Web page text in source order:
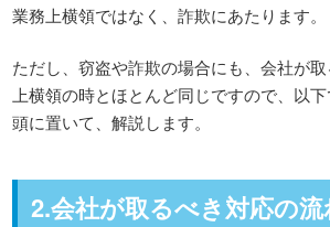
業務上横領ではなく、詐欺にあたります。
ただし、窃盗や詐欺の場合にも、会社が
上横領の時とほとんど同じですので、以
頭に置いて、解説します。
2.会社が取るべき対応の